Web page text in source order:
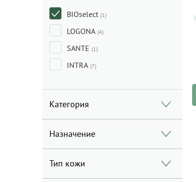
BIOselect (1)
LOGONA (4)
SANTE (1)
INTRA (7)
Категория
Назначение
Тип кожи